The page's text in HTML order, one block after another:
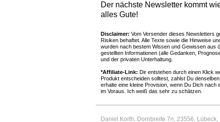
Der nächste Newsletter kommt
alles Gute!
Disclaimer: Vom Versender dieses Newsletters
Risiken behaftet. Alle Texte sowie die Hinweise
wurden nach bestem Wissen und Gewissen aus
gestellten Informationen (alle Gedanken,
und der privaten Unterhaltung.
*Affiliate-Link: Dir entstehen durch einen Klick
Produkt entscheiden solltest, zahlst Du
erhalte eine kleine Provision, wenn Du Dich
im Voraus. Ich weiß das sehr zu schätzen.
Daniel Korth, Dornbreite 7n, 23556,